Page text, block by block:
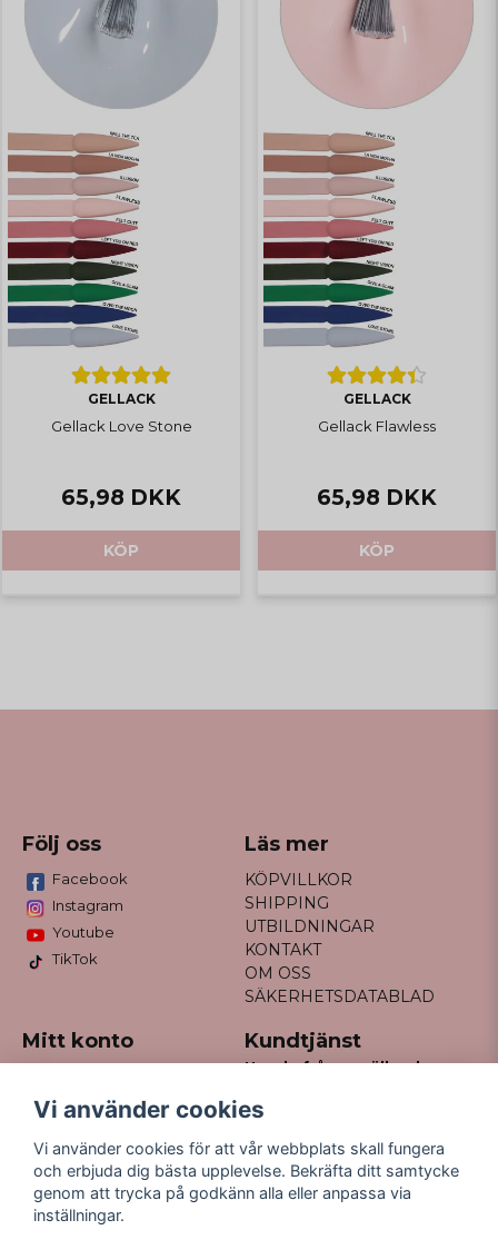
GELLACK
Gellack Love Stone
65,98 DKK
KÖP
GELLACK
Gellack Flawless
65,98 DKK
KÖP
Följ oss
Facebook
Instagram
Youtube
TikTok
Läs mer
KÖPVILLKOR
SHIPPING
UTBILDNINGAR
KONTAKT
OM OSS
SÄKERHETSDATABLAD
Mitt konto
Registrera dig
Glömt lösenord?
Kundtjänst
Har du frågor gällande
kontakt@missfancy.se
Vi använder cookies
Vi använder cookies för att vår webbplats skall fungera
och erbjuda dig bästa upplevelse. Bekräfta ditt samtycke
genom att trycka på godkänn alla eller anpassa via
inställningar.